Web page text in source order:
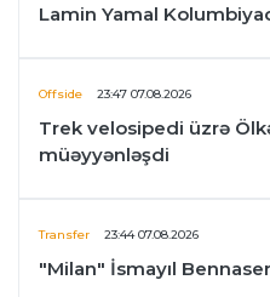
Lamin Yamal
Offside 23:47 07.08.2026
Trek velosipedi üzrə
müəyyənləşdi
Transfer 23:44 07.08.2026
"Milan" İsmayıl